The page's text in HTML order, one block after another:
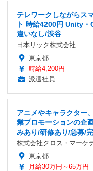
テレワークしながらス
ト 時給4200円 Unity・
違いなし/渋谷
日本リック株式会社
東京都
時給4,200円
派遣社員
アニメやキャラクター
業プロモーションの企
みあり/研修あり/急募/
株式会社クロス・マーケ
東京都
月給30万円～65万円